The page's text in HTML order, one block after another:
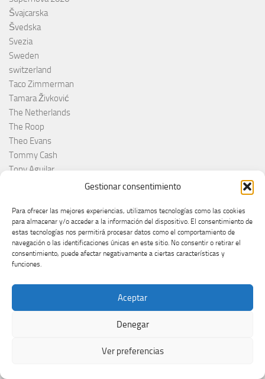
Gestionar consentimiento
Para ofrecer las mejores experiencias, utilizamos tecnologías como las cookies
para almacenar y/o acceder a la información del dispositivo. El consentimiento de
estas tecnologías nos permitirá procesar datos como el comportamiento de
navegación o las identificaciones únicas en este sitio. No consentir o retirar el
consentimiento, puede afectar negativamente a ciertas características y
funciones.
Aceptar
Denegar
Ver preferencias
Švajcarska
Švedska
Svezia
Sweden
switzerland
Taco Zimmerman
Tamara Živković
The Netherlands
The Roop
Theo Evans
Tommy Cash
Tony Aguilar
Turquie
Ucraina
Ucrania
Ucrânia
UER
Uk
Ukrajina